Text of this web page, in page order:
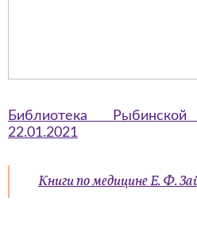
Библиотека
22.01.2021
Книги по медицине Е. Ф.